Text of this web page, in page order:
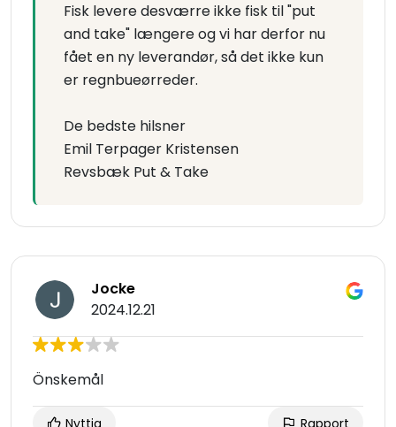
Fisk levere desværre ikke fisk til "put
and take" længere og vi har derfor nu
fået en ny leverandør, så det ikke kun
er regnbueørreder.
De bedste hilsner
Emil Terpager Kristensen
Revsbæk Put & Take
Jocke
2024.12.21
Önskemål